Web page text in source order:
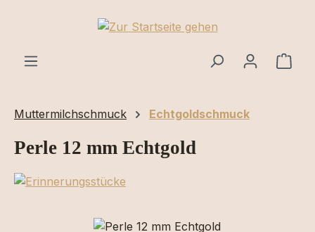
Zum Hauptinhalt springen
Muttermilchschmuck Echtgoldschmuck
Perle 12 mm Echtgold
Bildergalerie überspringen